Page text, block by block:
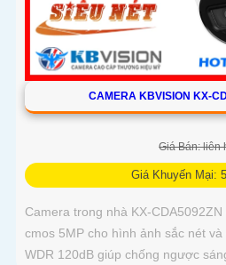
CAMERA KBVISION KX-
Giá Bán: liên
Giá Khuyến Mại:
Camera trong nhà KX-
cmos 5MP cho hình ảnh sắc nét
WDR 120dB giúp chống ngược